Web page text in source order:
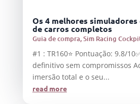
Os 4 melhores
de carros completos
Guia de compra,Sim Racing
#1 : TR160⭐ Pontuação: 9.8/
definitivo sem compromissos
imersão total e o seu...
read more